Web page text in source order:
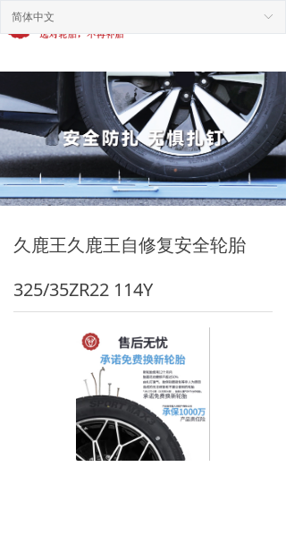
끀
ꀅ
简体中文
久鹿王久鹿王自修复安全轮胎
325/35ZR22 114Y